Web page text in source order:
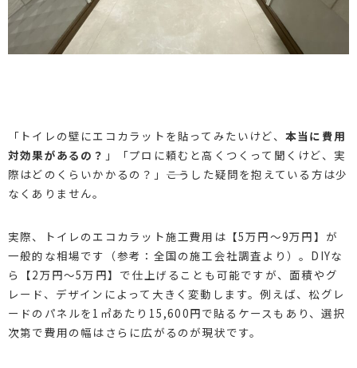
「トイレの壁にエコカラットを貼ってみたいけど、 本当に費用
対効果があるの？ 」「プロに頼むと高くつくって聞くけど、実
際はどのくらいかかるの？」――こうした疑問を抱えている方は少
なくありません。
実際、トイレのエコカラット施工費用は【5万円～9万円】が
一般的な相場です（参考：全国の施工会社調査より）。DIYな
ら【2万円～5万円】で仕上げることも可能ですが、面積やグ
レード、デザインによって大きく変動します。例えば、松グレ
ードのパネルを1㎡あたり15,600円で貼るケースもあり、選択
次第で費用の幅はさらに広がるのが現状です。